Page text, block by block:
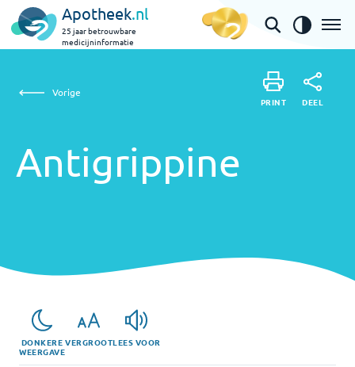
Apotheek.nl
25 jaar betrouwbare
medicijninformatie
Vorige
Antigrippine
PRINT DEEL
DONKERE
WEERGAVE
VERGROOTLEES VOOR